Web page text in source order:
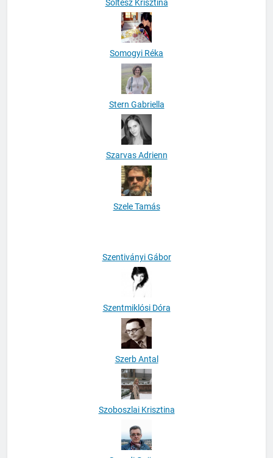
Soltész Krisztina
Somogyi Réka
Stern Gabriella
Szarvas Adrienn
Szele Tamás
Szentmiklósi Dóra
Szerb Antal
Szoboszlai Krisztina
Szondi György